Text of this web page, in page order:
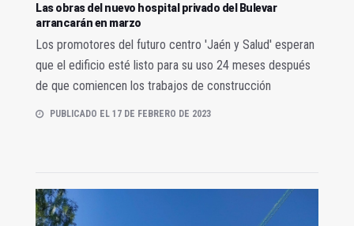
Las obras del nuevo hospital privado del Bulevar
arrancarán en marzo
Los promotores del futuro centro 'Jaén y Salud' esperan
que el edificio esté listo para su uso 24 meses después
de que comiencen los trabajos de construcción
PUBLICADO EL 17 DE FEBRERO DE 2023